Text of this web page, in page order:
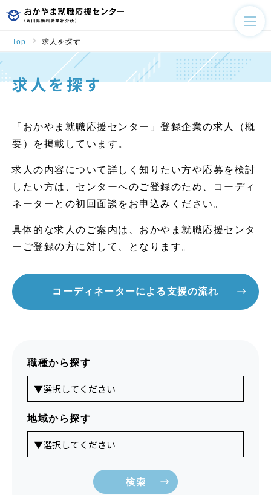
Top 求人を探す
求人を探す
「おかやま就職応援センター」登録企業の求人（概
要）を掲載しています。
求人の内容について詳しく知りたい方や応募を検討
したい方は、センターへのご登録のため、コーディ
ネーターとの初回面談をお申込みください。
具体的な求人のご案内は、おかやま就職応援センタ
ーご登録の方に対して、となります。
コーディネーターによる支援の流れ
職種から探す
地域から探す